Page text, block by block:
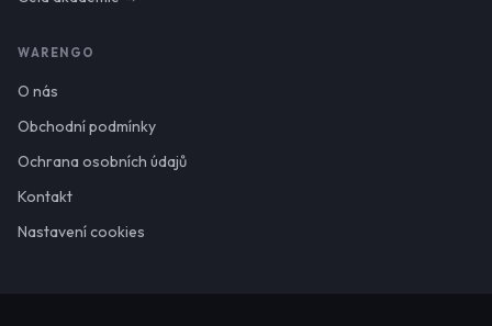
WARENGO
O nás
Obchodní podmínky
Ochrana osobních údajů
Kontakt
Nastavení cookies